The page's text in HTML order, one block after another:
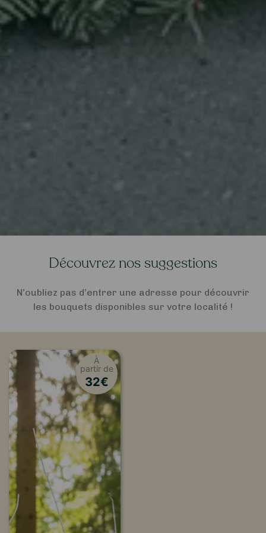
Découvrez nos suggestions
N’oubliez pas d’entrer une adresse pour découvrir
les bouquets disponibles sur votre localité !
À
partir de
32€